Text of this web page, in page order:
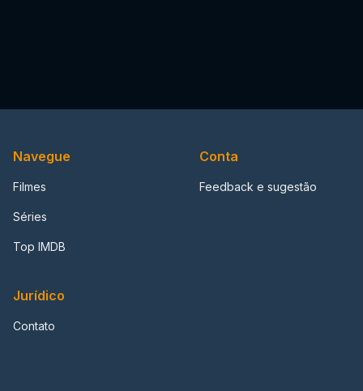
Navegue
Filmes
Séries
Top IMDB
Conta
Feedback e sugestão
Jurídico
Contato